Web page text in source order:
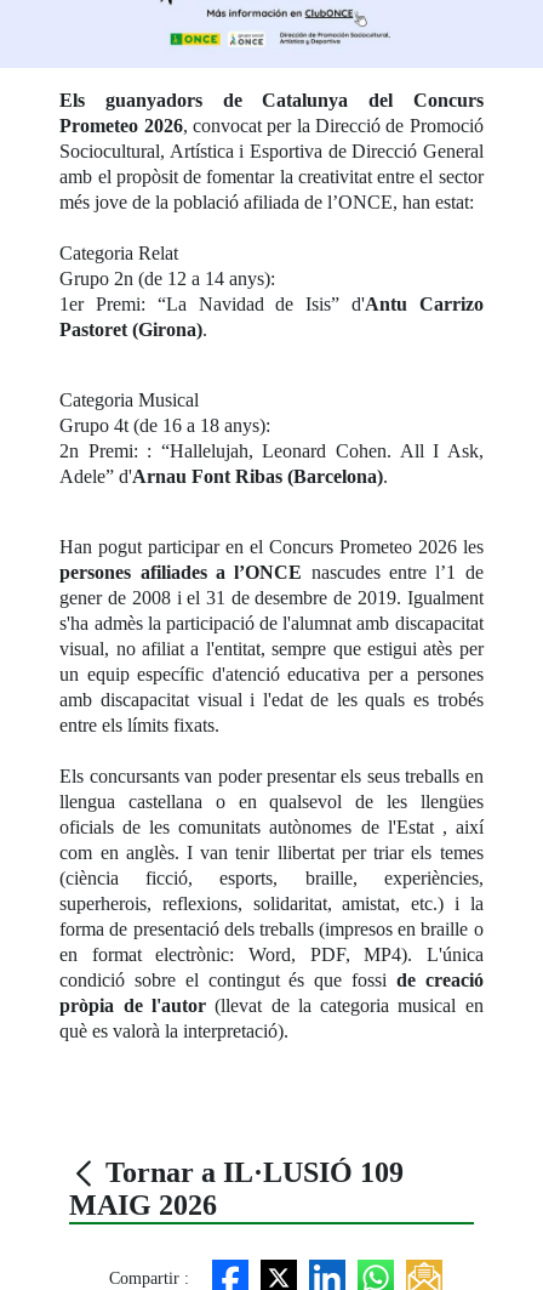
Els guanyadors de Catalunya del Concurs
Prometeo 2026, convocat per la Direcció de Promoció
Sociocultural, Artística i Esportiva de Direcció General
amb el propòsit de fomentar la creativitat entre el sector
més jove de la població afiliada de l’ONCE, han estat:
Categoria Relat
Grupo 2n (de 12 a 14 anys):
1er Premi: “La Navidad de Isis” d'Antu Carrizo
Pastoret (Girona).
Categoria Musical
Grupo 4t (de 16 a 18 anys):
2n Premi: : “Hallelujah, Leonard Cohen. All I Ask,
Adele” d'Arnau Font Ribas (Barcelona).
Han pogut participar en el Concurs Prometeo 2026 les
persones afiliades a l’ONCE nascudes entre l’1 de
gener de 2008 i el 31 de desembre de 2019. Igualment
s'ha admès la participació de l'alumnat amb discapacitat
visual, no afiliat a l'entitat, sempre que estigui atès per
un equip específic d'atenció educativa per a persones
amb discapacitat visual i l'edat de les quals es trobés
entre els límits fixats.
Els concursants van poder presentar els seus treballs en
llengua castellana o en qualsevol de les llengües
oficials de les comunitats autònomes de l'Estat , així
com en anglès. I van tenir llibertat per triar els temes
(ciència ficció, esports, braille, experiències,
superherois, reflexions, solidaritat, amistat, etc.) i la
forma de presentació dels treballs (impresos en braille o
en format electrònic: Word, PDF, MP4). L'única
condició sobre el contingut és que fossi de creació
pròpia de l'autor(llevat de la categoria musical en
què es valorà la interpretació).
Tornar a IL·LUSIÓ 109
MAIG 2026
Compartir :